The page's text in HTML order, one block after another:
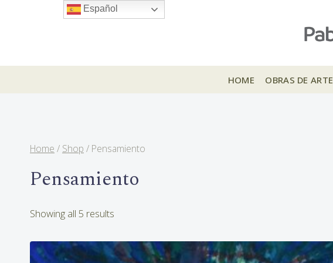
HOME OBRAS DE ARTE
Home / Shop / Pensamiento
Pensamiento
Showing all 5 results
latest
Español